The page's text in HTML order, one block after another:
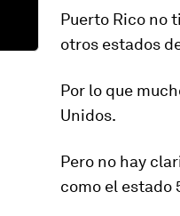
Puerto Rico no
otros estados
Por lo que
Unidos.
Pero no hay
como el estado